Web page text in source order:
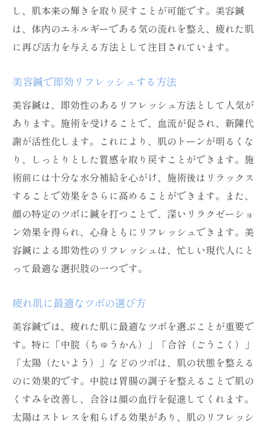
し、肌本来の輝きを取り戻すことが可能です。美容鍼
は、体内のエネルギーである気の流れを整え、疲れた肌
に再び活力を与える方法として注目されています。
美容鍼で即効リフレッシュする方法
美容鍼は、即効性のあるリフレッシュ方法として人気が
あります。施術を受けることで、血流が促され、新陳代
謝が活性化します。これにより、肌のトーンが明るくな
り、しっとりとした質感を取り戻すことができます。施
術前には十分な水分補給を心がけ、施術後はリラックス
することで効果をさらに高めることができます。また、
顔の特定のツボに鍼を打つことで、深いリラクゼーショ
ン効果を得られ、心身ともにリフレッシュできます。美
容鍼による即効性のリフレッシュは、忙しい現代人にと
って最適な選択肢の一つです。
疲れ肌に最適なツボの選び方
美容鍼では、疲れた肌に最適なツボを選ぶことが重要で
す。特に「中脘（ちゅうかん）」「合谷（ごうこく）」
「太陽（たいよう）」などのツボは、肌の状態を整える
のに効果的です。中脘は胃腸の調子を整えることで肌の
くすみを改善し、合谷は顔の血行を促進してくれます。
太陽はストレスを和らげる効果があり、肌のリフレッシ